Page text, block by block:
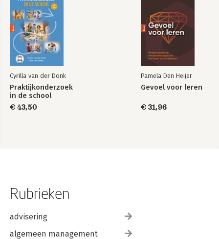
Cyrilla van der Donk
Praktijkonderzoek
in de school
€ 43,50
Pamela Den Heijer
Gevoel voor leren
€ 31,96
Rubrieken
advisering
algemeen management